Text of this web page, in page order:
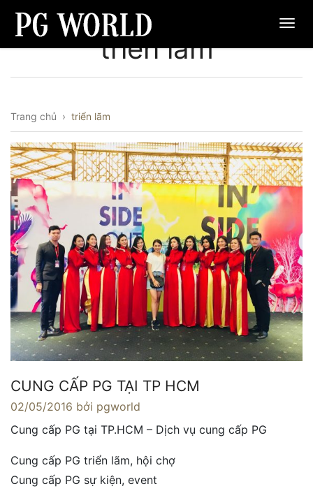
triển lãm
Trang chủ › triển lãm
CUNG CẤP PG TẠI TP HCM
02/05/2016 bởi pgworld
Cung cấp PG tại TP.HCM – Dịch vụ cung cấp PG
Cung cấp PG triển lãm, hội chợ
Cung cấp PG sự kiện, event